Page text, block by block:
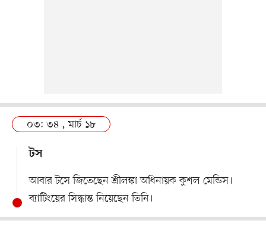
০৩: ৩৪ , মার্চ ১৮
টস
আবার টসে জিতেছেন শ্রীলঙ্কা অধিনায়ক কুশল মেন্ডিস।
ব্যাটিংয়ের সিদ্ধান্ত নিয়েছেন তিনি।